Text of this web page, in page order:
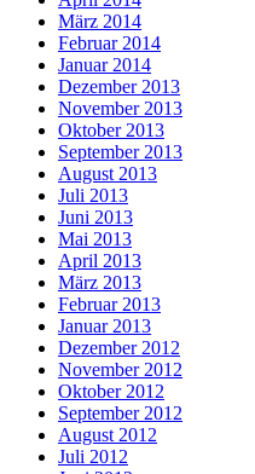
März 2014
Februar 2014
Januar 2014
Dezember 2013
November 2013
Oktober 2013
September 2013
August 2013
Juli 2013
Juni 2013
Mai 2013
April 2013
März 2013
Februar 2013
Januar 2013
Dezember 2012
November 2012
Oktober 2012
September 2012
August 2012
Juli 2012